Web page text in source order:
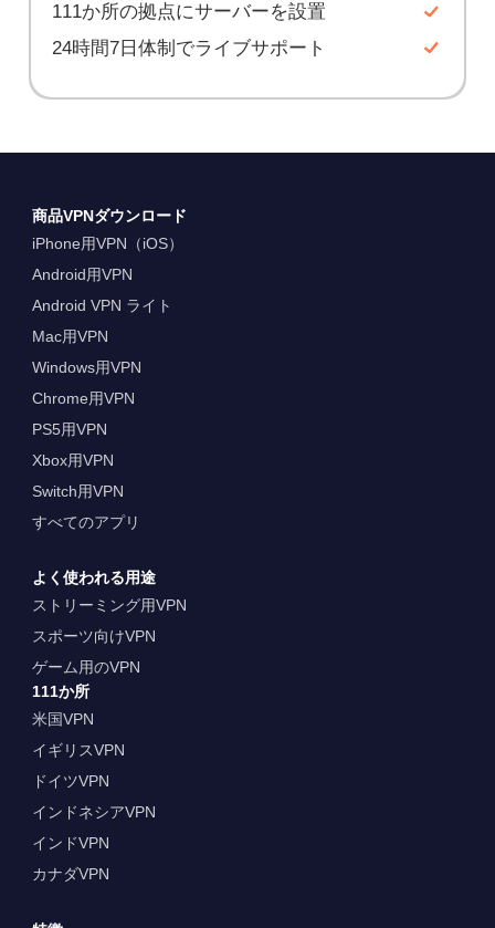
111か所の拠点にサーバーを設置
24時間7日体制でライブサポート
商品VPNダウンロード
iPhone用VPN（iOS）
Android用VPN
Android VPN ライト
Mac用VPN
Windows用VPN
Chrome用VPN
PS5用VPN
Xbox用VPN
Switch用VPN
すべてのアプリ
よく使われる用途
ストリーミング用VPN
スポーツ向けVPN
ゲーム用のVPN
111か所
米国VPN
イギリスVPN
ドイツVPN
インドネシアVPN
インドVPN
カナダVPN